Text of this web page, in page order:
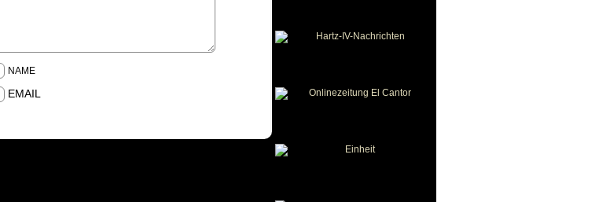
NAME
EMAIL